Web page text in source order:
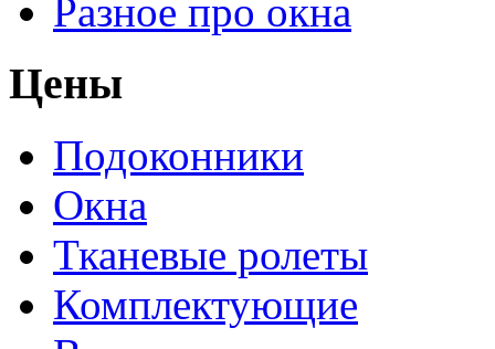
Разное про окна
Цены
Подоконники
Окна
Тканевые ролеты
Комплектующие